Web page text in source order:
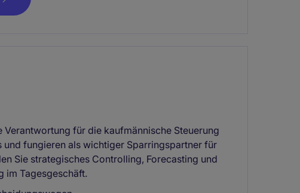
für die kaufmännische Steuerung
fungieren als wichtiger Sparringspartner für
Sie strategisches Controlling, Forecasting und
im Tagesgeschäft.